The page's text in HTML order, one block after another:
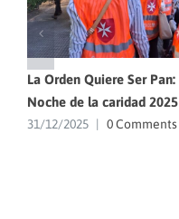
La Orden Quiere Ser Pan:
Noche de la caridad 2025
31/12/2025 0 Comments